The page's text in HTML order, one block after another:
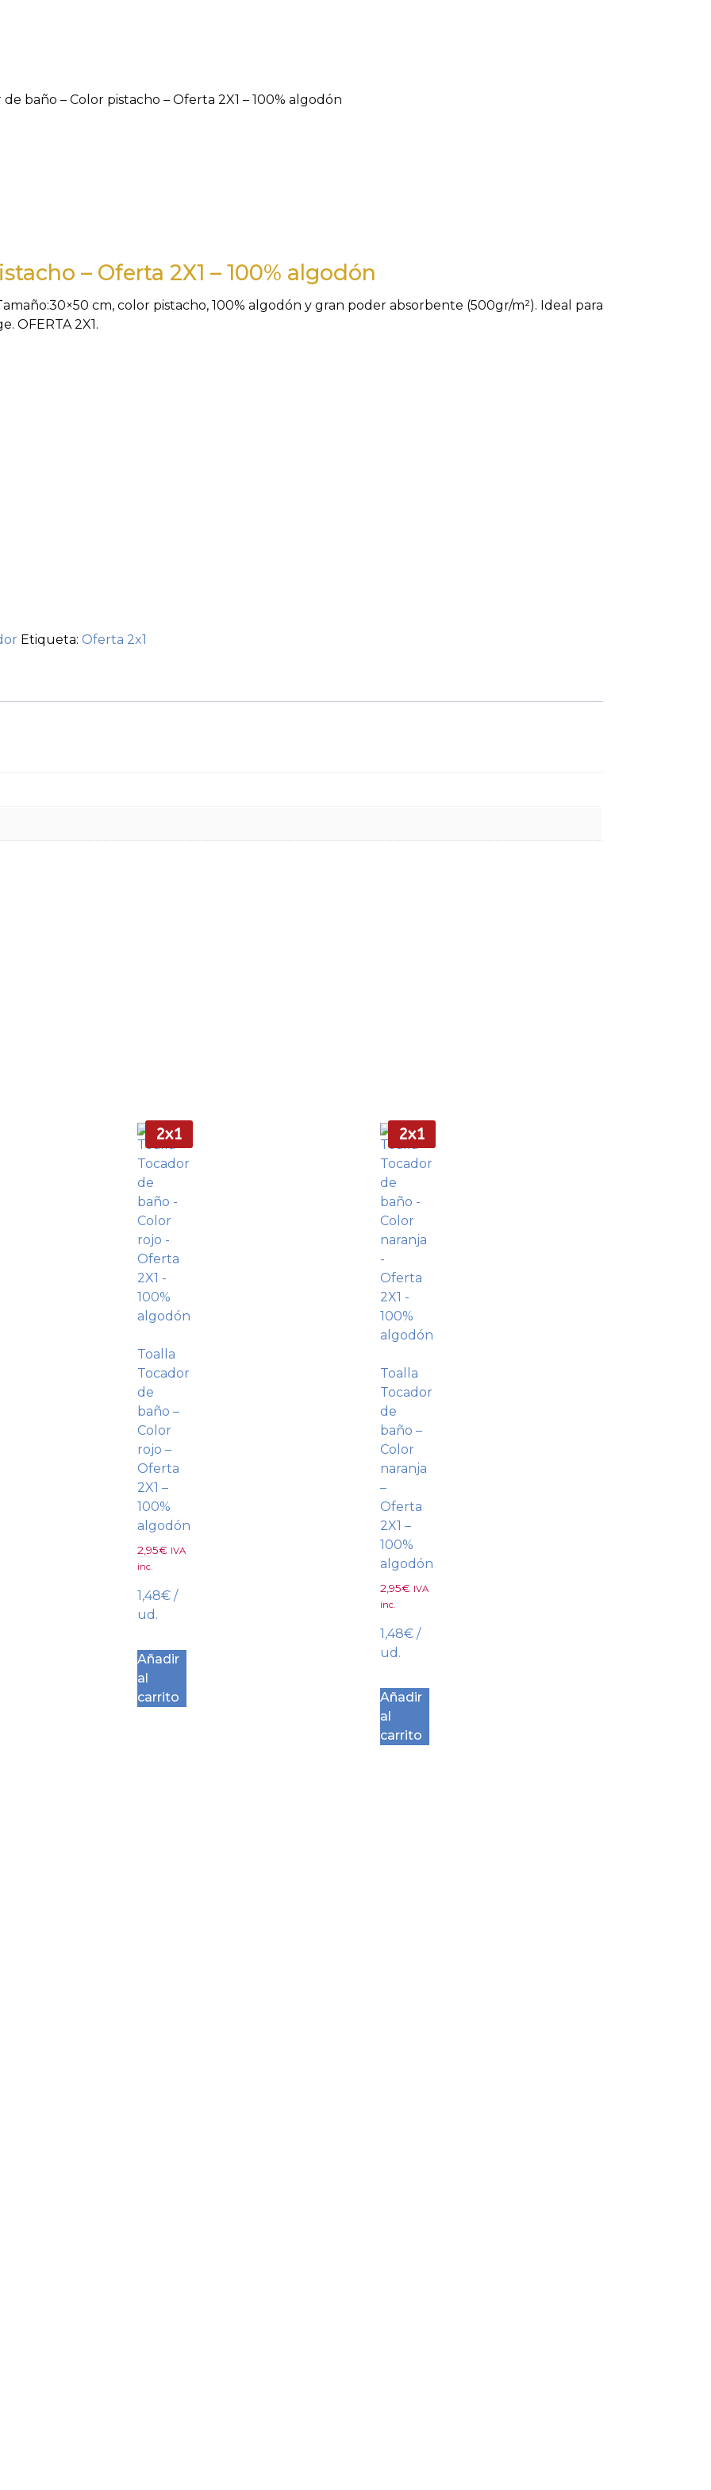
baño – Color pistacho – Oferta 2X1 – 100% algodón
– Oferta 2X1 – 100% algodón
cm, color pistacho, 100% algodón y gran poder absorbente (500gr/m²). Ideal para
OFERTA 2X1.
Etiqueta: Oferta 2x1
2x1
Toalla
Tocador
de
baño –
Color
rojo –
Oferta
2X1 –
100%
algodón
2,95€ IVA
inc.
1,48€ /
ud.
Añadir
al
carrito
2x1
Toalla
Tocador
de
baño –
Color
naranja
–
Oferta
2X1 –
100%
algodón
2,95€ IVA
inc.
1,48€ /
ud.
Añadir
al
carrito